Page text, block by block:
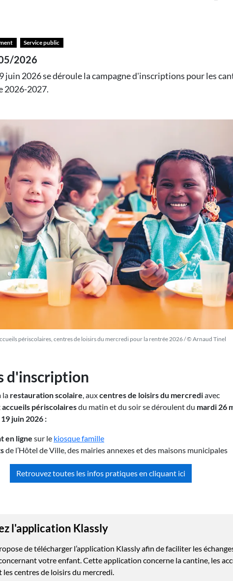
Service public
2026
juin 2026 se déroule la campagne d'inscriptions pour les
2026-2027.
périscolaires, centres de loisirs du mercredi pour la rentrée 2026 / © Arnaud Tinel
d'inscription
la restauration scolaire, auxcentres de loisirs du mercrediavec
accueils périscolairesdu matin et du soir se déroulent du mardi 26
juin 2026 :
en ligne sur le kiosque famille
de l’Hôtel de Ville, des mairies annexes et des maisons municipales
Retrouvez toutes les infos pratiques en cliquant ici
l'application Klassly
de télécharger l’application Klassly afin de faciliter les
votre enfant. Cette application concerne la cantine, les
les centres de loisirs du mercredi.